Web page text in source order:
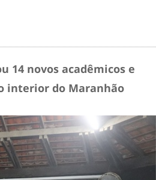
14 novos acadêmicos e
interior do Maranhão